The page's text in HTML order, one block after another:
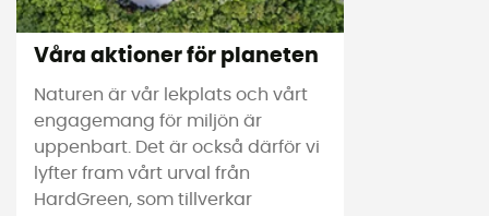
Våra aktioner för planeten
Naturen är vår lekplats och vårt
engagemang för miljön är
uppenbart. Det är också därför vi
lyfter fram vårt urval från
HardGreen, som tillverkar